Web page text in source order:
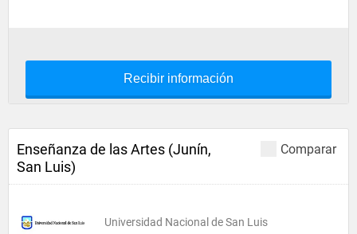
Recibir información
Comparar
Enseñanza de las Artes (Junín,
San Luis)
Universidad Nacional de San Luis